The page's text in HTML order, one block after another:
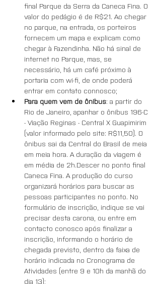
final Parque da Serra da Caneca Fina. O
valor do pedágio é de R$21. Ao chegar
no parque, na entrada, os porteiros
fornecem um mapa e explicam como
chegar à Fazendinha. Não há sinal de
internet no Parque, mas, se
necessário, há um café próximo à
portaria com wi-fi, de onde poderá
entrar em contato connosco;
Para quem vem de ônibus: a partir do
Rio de Janeiro, apanhar o ônibus 196-C
- Viação Reginas - Central X Guapimirim
(valor informado pelo site: R$11,50). O
ônibus sai da Central do Brasil de meia
em meia hora. A duração da viagem é
em média de 2h.Descer no ponto final
Caneca Fina. A produção do curso
organizará horários para buscar as
pessoas participantes no ponto. No
formulário de inscrição, indique se vai
precisar desta carona, ou entre em
contacto conosco após finalizar a
inscrição, informando o horário de
chegada previsto, dentro da faixa de
horário indicada no Cronograma de
Atividades (entre 9 e 10h da manhã do
dia 13);